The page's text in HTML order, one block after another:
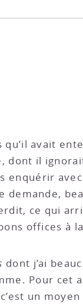
avait
dont il
enquérir
demande,
ce qui
offices à
dont j’ai
Pour cet
un moyen